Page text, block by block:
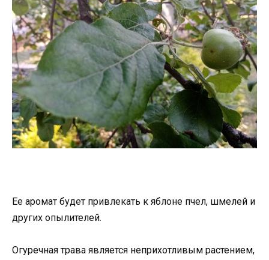
Ее аромат будет привлекать к яблоне пчел, шмелей и
других опылителей.
Огуречная трава является неприхотливым растением,